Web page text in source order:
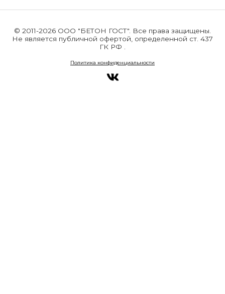
© 2011-2026 ООО "БЕТОН ГОСТ". Все права защищены.
Не является публичной офертой, определенной ст. 437
ГК РФ .
Политика конфиденциальности